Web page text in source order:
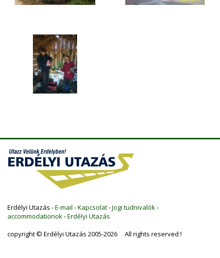
Erdélyi Utazás -E-mail -Kapcsolat-Jogi tudnivalók-
accommodationok-Erdélyi Utazás
copyright © Erdélyi Utazás 2005-2026 All rights reserved !